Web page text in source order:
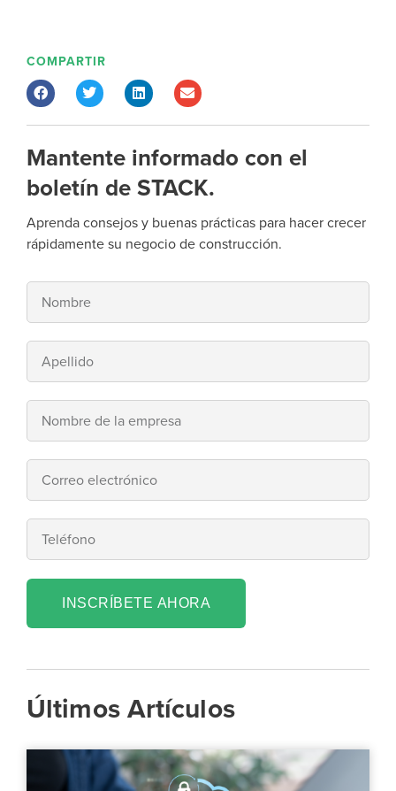
COMPARTIR
Mantente informado con el
boletín de STACK.
Aprenda consejos y buenas prácticas para hacer crecer
rápidamente su negocio de construcción.
INSCRÍBETE AHORA
Últimos Artículos